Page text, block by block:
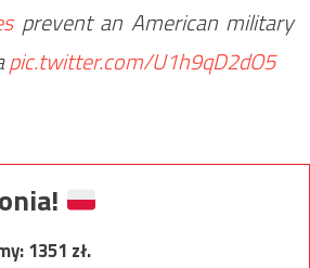
prevent an American military
pic.twitter.com/U1h9qD2dO5
1351 zł.